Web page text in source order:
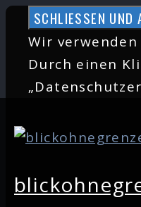
Zum
Inhalt
springen
Wir
Durch einen